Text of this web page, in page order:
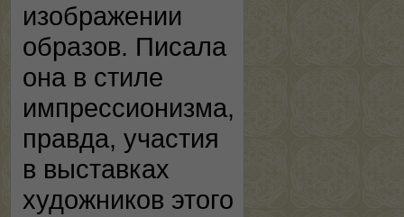
изображении
образов. Писала
она в стиле
импрессионизма,
правда, участия
в выставках
художников этого